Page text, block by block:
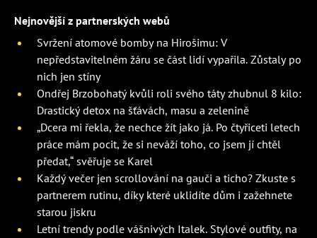
Nejnovější z partnerských webů
Svržení atomové bomby na Hirošimu: V
nepředstavitelném žáru se část lidí vypařila. Zůstaly po
nich jen stíny
Ondřej Brzobohatý kvůli roli svého táty zhubnul 8 kilo:
Drastický detox na šťávách, masu a zelenině
„Dcera mi řekla, že nechce žít jako já. Po čtyřiceti letech
práce mám pocit, že si neváží toho, co jsem jí chtěl
předat,“ svěřuje se Karel
Každý večer jen scrollování na gauči a ticho? Zkuste s
partnerem rutinu, díky které uklidíte dům i zažehnete
starou jiskru
Letní trendy podle vášnivých Italek. Stylové outfity, na